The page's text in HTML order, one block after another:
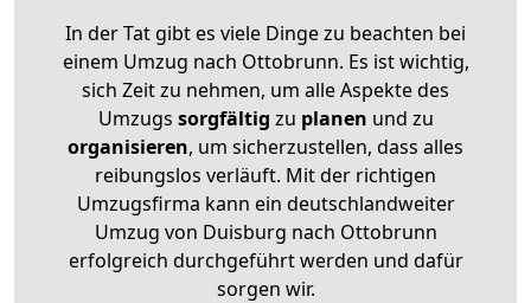
In der Tat gibt es viele Dinge zu beachten bei
einem Umzug nach Ottobrunn. Es ist wichtig,
sich Zeit zu nehmen, um alle Aspekte des
Umzugs sorgfältig zu planen und zu
organisieren, um sicherzustellen, dass alles
reibungslos verläuft. Mit der richtigen
Umzugsfirma kann ein deutschlandweiter
Umzug von Duisburg nach Ottobrunn
erfolgreich durchgeführt werden und dafür
sorgen wir.